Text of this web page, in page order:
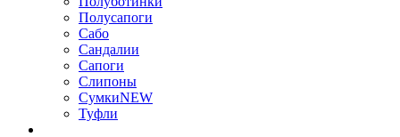
Полусапоги
Сабо
Сандалии
Сапоги
Слипоны
СумкиNEW
Туфли